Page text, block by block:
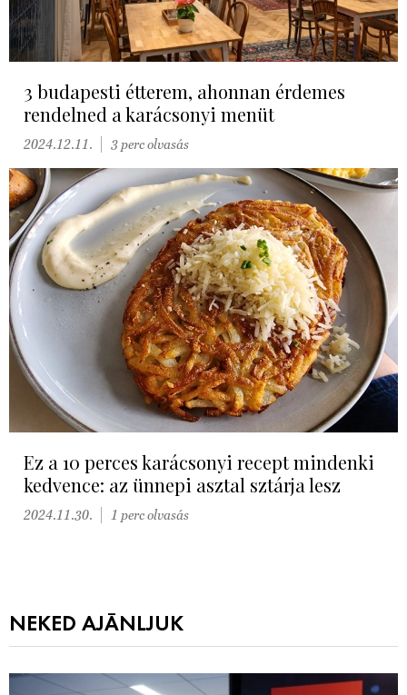
3 budapesti étterem, ahonnan érdemes
rendelned a karácsonyi menüt
2024.12.11. 3 perc olvasás
Ez a 10 perces karácsonyi recept mindenki
kedvence: az ünnepi asztal sztárja lesz
2024.11.30. 1 perc olvasás
NEKED AJÁNLJUK